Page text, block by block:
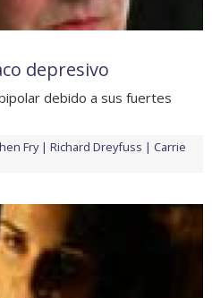
depresivo
debido a sus fuertes
Fry Richard Dreyfuss
Carrie